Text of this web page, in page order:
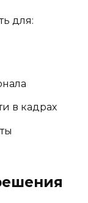
для:
в кадрах